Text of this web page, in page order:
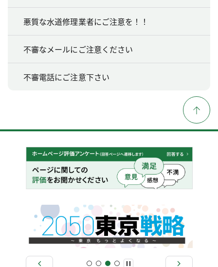
悪質な水道修理業者にご注意を！！
不審なメールにご注意ください
不審電話にご注意下さい